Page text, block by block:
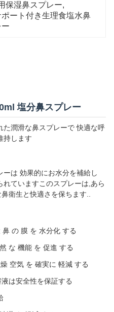
保湿鼻スプレー,
ート付き生理食塩水鼻
塩分鼻スプレー
潤滑な鼻スプレーで 快適な呼
持します
は 効果的にお水分を補給し
ていますこのスプレーは,あら
衛生と快適さを保ちます..
の 膜 を 水分化 する
な 機能 を 促進 する
空気 を 確実に 軽減 する
は安全性を保証する